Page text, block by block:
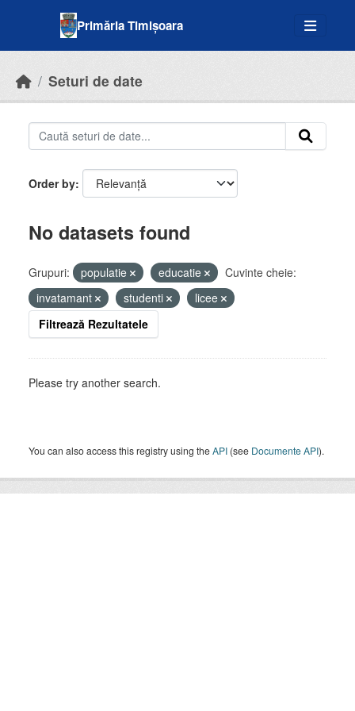
Primăria Timișoara
Seturi de date
Order by
No datasets found
Grupuri: populatie educatie
Cuvinte cheie:
invatamant
studenti
licee
Filtrează Rezultatele
Please try another search.
You can also access this registry using theAPI (see Documente API).